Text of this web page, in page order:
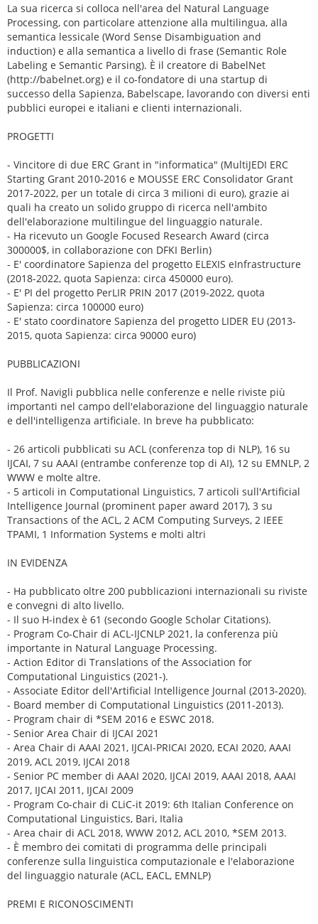
La sua ricerca si colloca nell'area del Natural Language
Processing, con particolare attenzione alla multilingua, alla
semantica lessicale (Word Sense Disambiguation and
induction) e alla semantica a livello di frase (Semantic Role
Labeling e Semantic Parsing). È il creatore di BabelNet
(http://babelnet.org) e il co-fondatore di una startup di
successo della Sapienza, Babelscape, lavorando con diversi enti
pubblici europei e italiani e clienti internazionali.
PROGETTI
- Vincitore di due ERC Grant in "informatica" (MultiJEDI ERC
Starting Grant 2010-2016 e MOUSSE ERC Consolidator Grant
2017-2022, per un totale di circa 3 milioni di euro), grazie ai
quali ha creato un solido gruppo di ricerca nell'ambito
dell'elaborazione multilingue del linguaggio naturale.
- Ha ricevuto un Google Focused Research Award (circa
300000$, in collaborazione con DFKI Berlin)
- E' coordinatore Sapienza del progetto ELEXIS eInfrastructure
(2018-2022, quota Sapienza: circa 450000 euro).
- E' PI del progetto PerLIR PRIN 2017 (2019-2022, quota
Sapienza: circa 100000 euro)
- E' stato coordinatore Sapienza del progetto LIDER EU (2013-
2015, quota Sapienza: circa 90000 euro)
PUBBLICAZIONI
Il Prof. Navigli pubblica nelle conferenze e nelle riviste più
importanti nel campo dell'elaborazione del linguaggio naturale
e dell'intelligenza artificiale. In breve ha pubblicato:
- 26 articoli pubblicati su ACL (conferenza top di NLP), 16 su
IJCAI, 7 su AAAI (entrambe conferenze top di AI), 12 su EMNLP, 2
WWW e molte altre.
- 5 articoli in Computational Linguistics, 7 articoli sull'Artificial
Intelligence Journal (prominent paper award 2017), 3 su
Transactions of the ACL, 2 ACM Computing Surveys, 2 IEEE
TPAMI, 1 Information Systems e molti altri
IN EVIDENZA
- Ha pubblicato oltre 200 pubblicazioni internazionali su riviste
e convegni di alto livello.
- Il suo H-index è 61 (secondo Google Scholar Citations).
- Program Co-Chair di ACL-IJCNLP 2021, la conferenza più
importante in Natural Language Processing.
- Action Editor di Translations of the Association for
Computational Linguistics (2021-).
- Associate Editor dell'Artificial Intelligence Journal (2013-2020).
- Board member di Computational Linguistics (2011-2013).
- Program chair di *SEM 2016 e ESWC 2018.
- Senior Area Chair di IJCAI 2021
- Area Chair di AAAI 2021, IJCAI-PRICAI 2020, ECAI 2020, AAAI
2019, ACL 2019, IJCAI 2018
- Senior PC member di AAAI 2020, IJCAI 2019, AAAI 2018, AAAI
2017, IJCAI 2011, IJCAI 2009
- Program Co-chair di CLiC-it 2019: 6th Italian Conference on
Computational Linguistics, Bari, Italia
- Area chair di ACL 2018, WWW 2012, ACL 2010, *SEM 2013.
- È membro dei comitati di programma delle principali
conferenze sulla linguistica computazionale e l'elaborazione
del linguaggio naturale (ACL, EACL, EMNLP)
PREMI E RICONOSCIMENTI